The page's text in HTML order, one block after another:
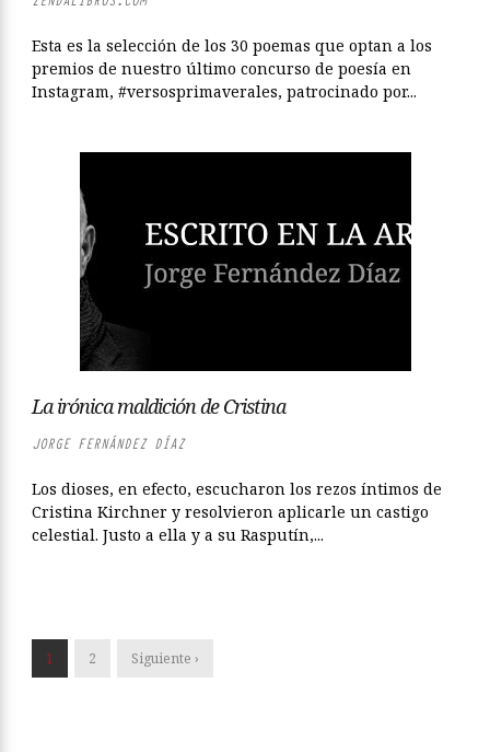
Esta es la selección de los 30 poemas que optan a los
premios de nuestro último concurso de poesía en
Instagram, #versosprimaverales, patrocinado por...
La irónica maldición de Cristina
JORGE FERNÁNDEZ DÍAZ
Los dioses, en efecto, escucharon los rezos íntimos de
Cristina Kirchner y resolvieron aplicarle un castigo
celestial. Justo a ella y a su Rasputín,...
1 2 Siguiente ›